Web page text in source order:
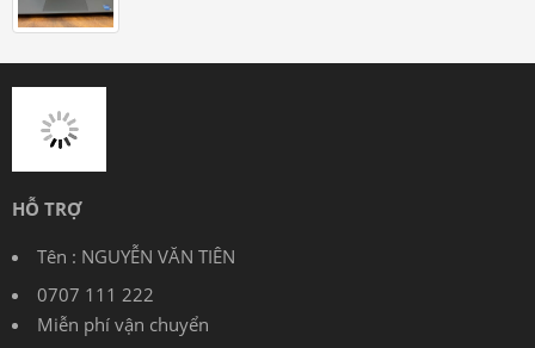
HỖ TRỢ
Tên : NGUYỄN VĂN TIÊN
0707 111 222
Miễn phí vận chuyển